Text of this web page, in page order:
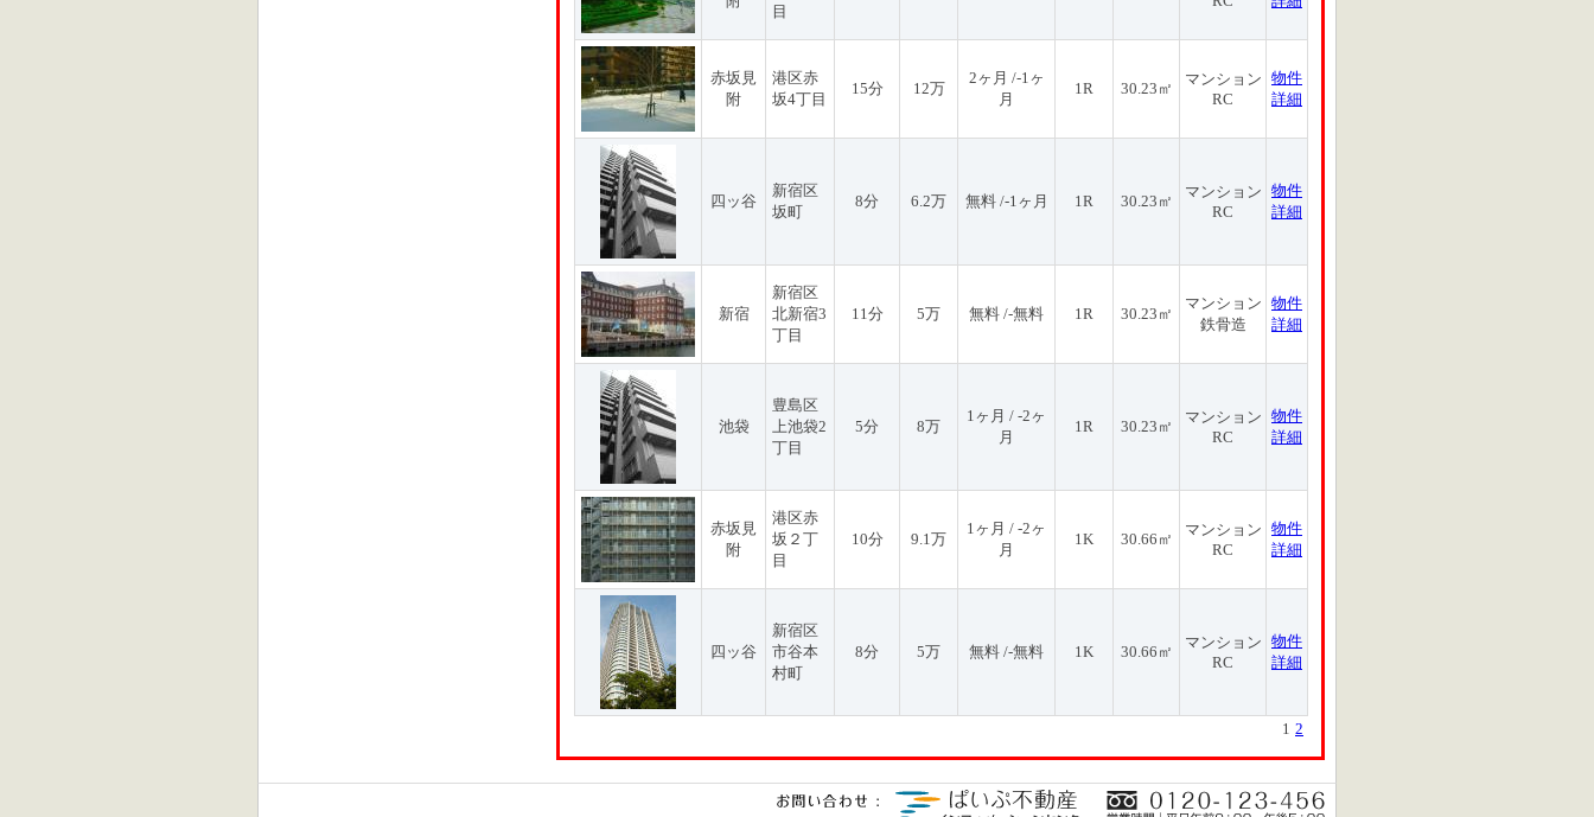
目
赤坂見
附
港区赤
坂4丁目
15分 12万
2ヶ月 /-1ヶ
月
1R 30.23㎡
マンション
RC
物件
詳細
四ッ谷
新宿区
坂町
8分 6.2万 無料 /-1ヶ月 1R 30.23㎡
マンション
RC
物件
詳細
新宿
新宿区
北新宿3
丁目
11分 5万 無料 /-無料 1R 30.23㎡
マンション
鉄骨造
物件
詳細
池袋
豊島区
上池袋2
丁目
5分 8万
1ヶ月 / -2ヶ
月
1R 30.23㎡
マンション
RC
物件
詳細
赤坂見
附
港区赤
坂２丁
目
10分 9.1万
1ヶ月 / -2ヶ
月
1K 30.66㎡
マンション
RC
物件
詳細
四ッ谷
新宿区
市谷本
村町
8分 5万 無料 /-無料 1K 30.66㎡
マンション
RC
物件
詳細
1 2